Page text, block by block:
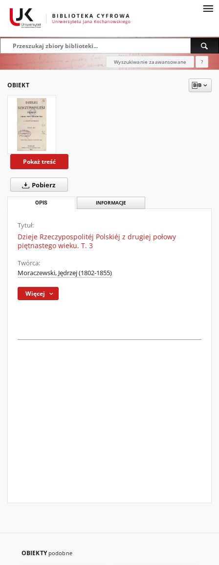
Wyszukiwanie zaawansowane ?
OBIEKT
Pokaż treść
Pobierz
OPIS INFORMACJE
Tytuł:
Dzieje Rzeczypospolitéj Polskiéj z drugiej połowy
piętnastego wieku. T. 3
Twórca:
Moraczewski, Jędrzej (1802-1855)
Więcej
OBIEKTY podobne